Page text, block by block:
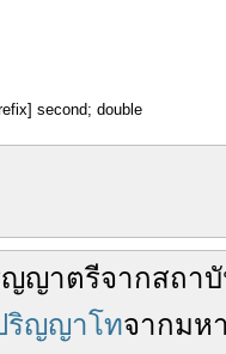
second; double
ญาตรีจากสถา
ริญญาโทจากมห